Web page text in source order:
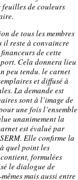
feuilles de couleurs
de tous les membres
il reste à convaincre
de cette
Cela donnera lieu
peu tendu. le carnet
et diffusé à
La demande est
sont à l’image de
une fois l’ensemble
unanimement la
est évalué par
Elle confirme la
quel point les
formulées
le dialogue de
mais aussi entre